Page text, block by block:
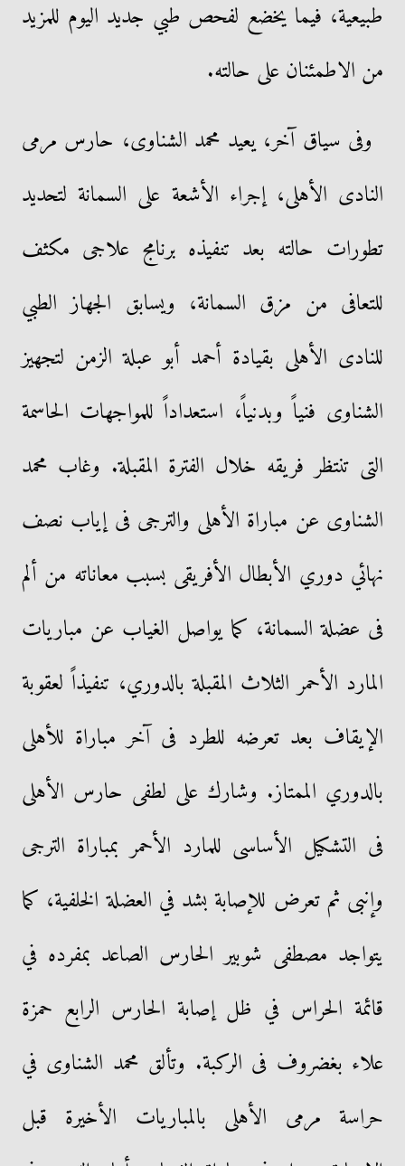
طبيعية، فيما يخضع لفحص طبي جديد اليوم للمزيد
من الاطمئنان على حالته.‏
وفى سياق آخر، يعيد محمد الشناوى، حارس مرمى
النادى الأهلى، إجراء الأشعة على السمانة لتحديد
تطورات حالته بعد تنفيذه برنامج علاجى مكثف
للتعافى من مزق السمانة، ويسابق الجهاز الطبي
للنادى الأهلى بقيادة أحمد أبو عبلة الزمن لتجهيز
الشناوى فنياً وبدنياً، استعداداً للمواجهات الحاسمة
التى تنتظر فريقه خلال الفترة المقبلة. وغاب محمد
الشناوى عن مباراة الأهلى والترجى فى إياب نصف
نهائي دوري الأبطال الأفريقى بسبب معاناته من ألم
فى عضلة السمانة، كما يواصل الغياب عن مباريات
المارد الأحمر الثلاث المقبلة بالدوري، تنفيذاً لعقوبة
الإيقاف بعد تعرضه للطرد فى آخر مباراة للأهلى
بالدوري الممتاز. وشارك على لطفى حارس الأهلى
فى التشكيل الأساسى للمارد الأحمر بمباراة الترجى
وإنبى ثم تعرض للإصابة بشد في العضلة الخلفية، كما
يتواجد مصطفى شوبير الحارس الصاعد بمفرده في
قائمة الحراس في ظل إصابة الحارس الرابع حمزة
علاء بغضروف فى الركبة. وتألق محمد الشناوى في
حراسة مرمى الأهلى بالمباريات الأخيرة قبل